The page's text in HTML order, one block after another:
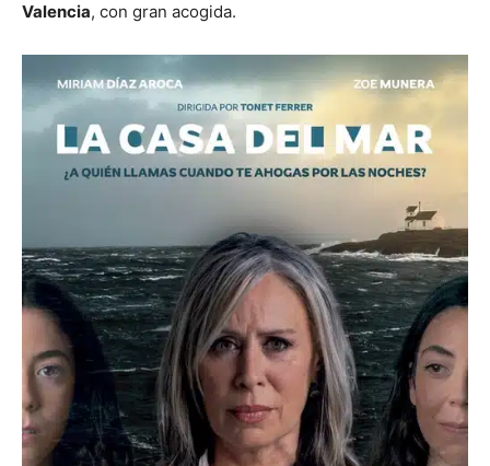
Valencia, con gran acogida.